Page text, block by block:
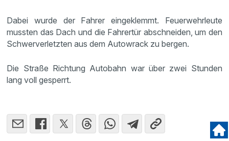
Dabei wurde der Fahrer eingeklemmt. Feuerwehrleute
mussten das Dach und die Fahrertür abschneiden, um den
Schwerverletzten aus dem Autowrack zu bergen.
Die Straße Richtung Autobahn war über zwei Stunden
lang voll gesperrt.